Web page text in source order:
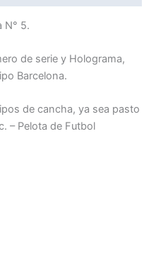
N° 5.
de serie y Holograma,
Barcelona.
de cancha, ya sea pasto
– Pelota de Futbol